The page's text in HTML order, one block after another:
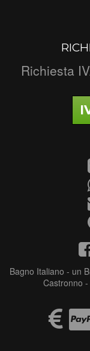
Richiesta
Bagno Italiano - un
Castronno -